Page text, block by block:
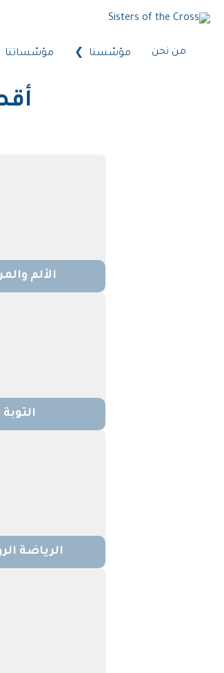
من نحن مؤسّسنا مؤسّساتنا
الألم
التوبة
الرياضة